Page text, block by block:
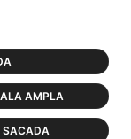
AMPLA
SACADA